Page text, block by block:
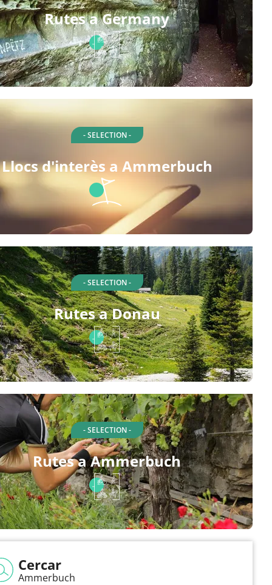
Rutes a Germany
- SELECTION -
Llocs d'interès a Ammerbuch
- SELECTION -
Rutes a Donau
- SELECTION -
Rutes a Ammerbuch
Cercar
Ammerbuch